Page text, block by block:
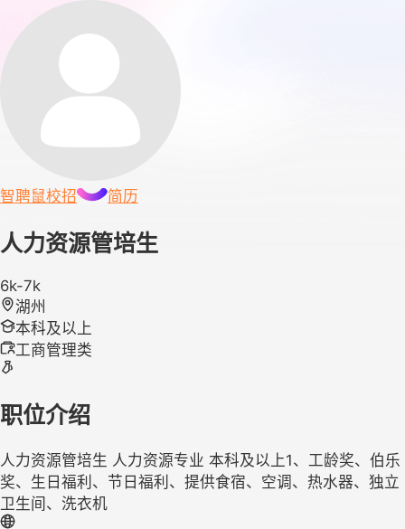
智聘鼠校招 简历
人力资源管培生
6k-7k
湖州
本科及以上
工商管理类
职位介绍
人力资源管培生 人力资源专业 本科及以上1、工龄奖、伯乐
奖、生日福利、节日福利、提供食宿、空调、热水器、独立
卫生间、洗衣机